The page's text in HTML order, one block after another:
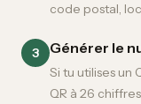
code postal,
3 Générer le
Si tu utilises un
QR à 26